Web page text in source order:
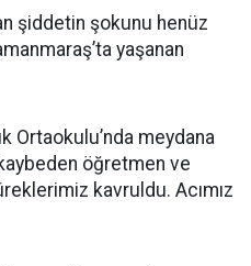
şiddetin şokunu henüz
yaşanan
Ortaokulu’nda meydana
öğretmen ve
kavruldu. Acımız